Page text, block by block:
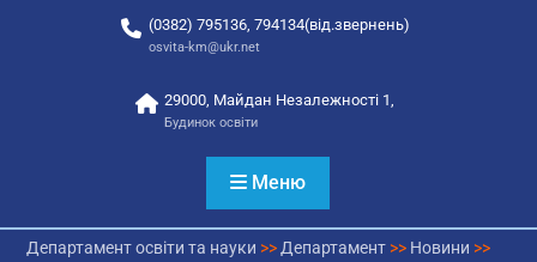
(0382) 795136, 794134(від.звернень)
osvita-km@ukr.net
29000, Майдан Незалежності 1,
Будинок освіти
Меню
Департамент освіти та науки >> Департамент>> Новини >>